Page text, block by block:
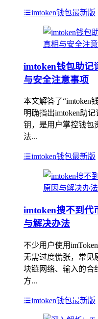
imtoken钱包最新版
imtoken钱包助记
与安全注意事项
本文解答了“imtoken
明确指出imtoken助
钥，是用户掌控钱包
法...
imtoken钱包最新版
imtoken搜不到代
与解决办法
不少用户使用
无需过度慌张，常见
块链网络、输入的合
方...
imtoken钱包最新版